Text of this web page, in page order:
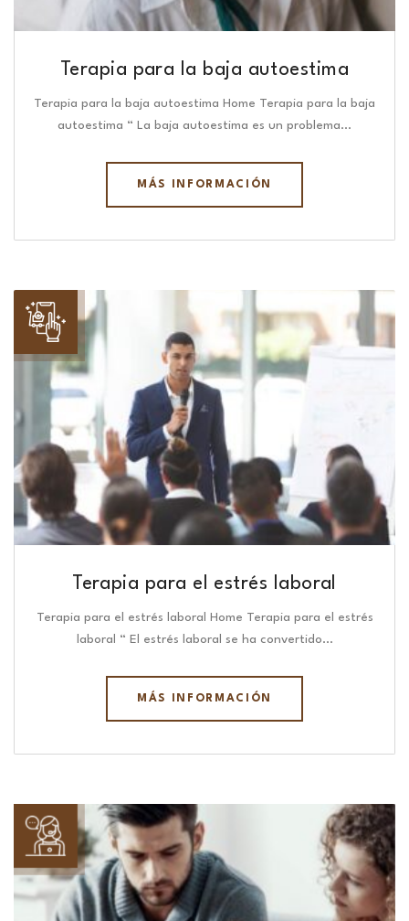
Terapia para la baja autoestima
Terapia para la baja autoestima Home Terapia para la baja
autoestima “ La baja autoestima es un problema…
MÁS INFORMACIÓN
Terapia para el estrés laboral
Terapia para el estrés laboral Home Terapia para el estrés
laboral “ El estrés laboral se ha convertido…
MÁS INFORMACIÓN